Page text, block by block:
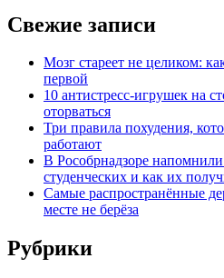
Свежие записи
Мозг стареет не целиком:
первой
10 антистресс-игрушек на
оторваться
Три правила похудения,
работают
В Рособрнадзоре
студенческих и как их
Самые распространённые
месте не берёза
Рубрики